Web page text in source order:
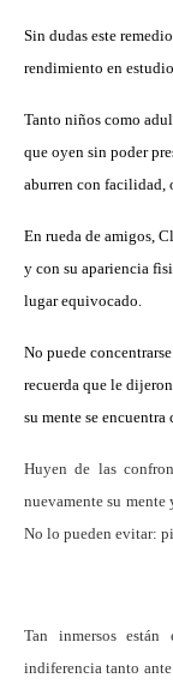
Sin dudas este
rendimiento en
Tanto niños como
que oyen sin poder
aburren con facilidad,
En rueda de amigos,
y con su apariencia
lugar equivocado.
No puede
recuerda que le
su mente se
Huyen de las
nuevamente su mente
No lo pueden evitar:
Tan inmersos
indiferencia tanto